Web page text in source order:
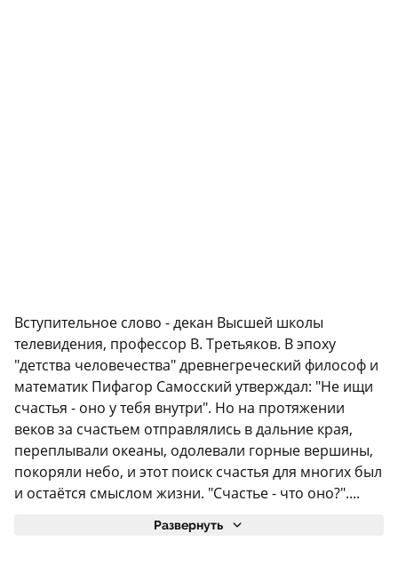
Вступительное слово - декан Высшей школы
телевидения, профессор В. Третьяков. В эпоху
"детства человечества" древнегреческий философ и
математик Пифагор Самосский утверждал: "Не ищи
счастья - оно у тебя внутри". Но на протяжении
веков за счастьем отправлялись в дальние края,
переплывали океаны, одолевали горные вершины,
покоряли небо, и этот поиск счастья для многих был
и остаётся смыслом жизни. "Счастье - что оно?"....
Развернуть